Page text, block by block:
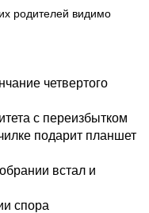
родителей видимо
четвертого
с переизбытком
подарит планшет
встал и
спора